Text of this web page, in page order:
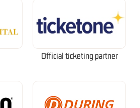
Official ticketing partner